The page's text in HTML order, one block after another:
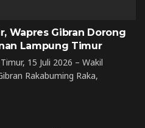
Wapres Gibran Dorong
Lampung Timur
15 Juli 2026 – Wakil
Rakabuming Raka,